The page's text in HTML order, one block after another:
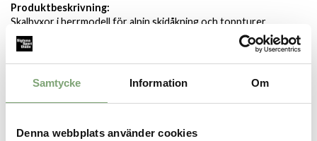
Samtycke Information Om
Denna webbplats använder cookies
Produktbeskrivning:
Skalbyxor i herrmodell för alpin skidåkning och toppturer.
Vattentäta och ventilerande och utrustade med alla detaljer du
kan behöva för långa dagar på berget. Tillverkade i cirkulära
funktionsmaterial och helt fria från
PFAS. Ventilationsöppningarna på sidan är kompatibla med sele
och sidofickorna är utformade för att få plats med en transceiver.
Bensluten har en Schoeller®-förstärkning och snölås, en kil för
fästa vid kängor eller pjäxor.